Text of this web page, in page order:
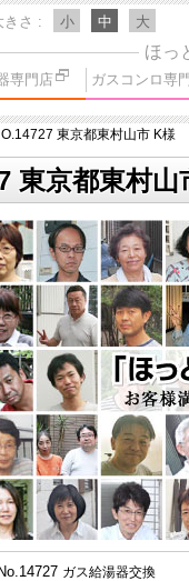
さ 小 中 大
ほっ
専門店 ガスコンロ専
東京都東村山市 K様
東京都東村山
ガス給湯器交換